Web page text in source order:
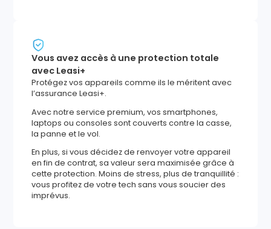
Vous avez accès à une protection totale
avec Leasi+
Protégez vos appareils comme ils le méritent avec
l’assurance Leasi+.
Avec notre service premium, vos smartphones,
laptops ou consoles sont couverts contre la casse,
la panne et le vol.
En plus, si vous décidez de renvoyer votre appareil
en fin de contrat, sa valeur sera maximisée grâce à
cette protection. Moins de stress, plus de tranquillité :
vous profitez de votre tech sans vous soucier des
imprévus.